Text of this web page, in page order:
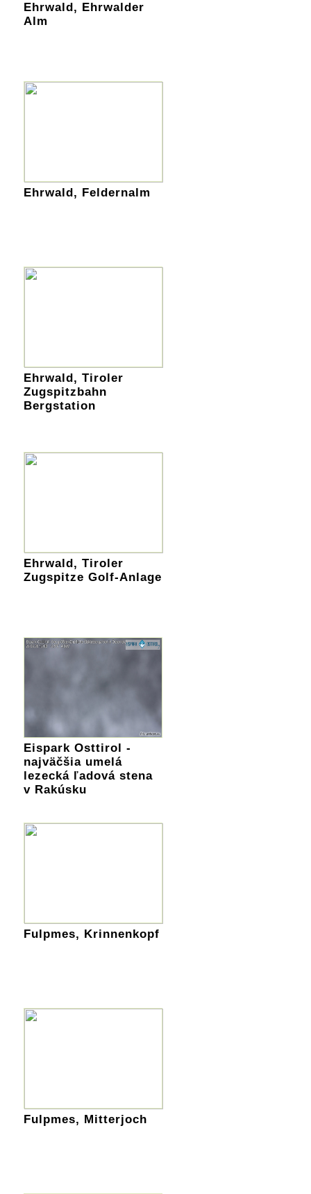
Ehrwald, Ehrwalder
Alm
Ehrwald, Feldernalm
Ehrwald, Tiroler
Zugspitzbahn
Bergstation
Ehrwald, Tiroler
Zugspitze Golf-Anlage
Eispark Osttirol -
najväčšia umelá
lezecká ľadová stena
v Rakúsku
Fulpmes, Krinnenkopf
Fulpmes, Mitterjoch